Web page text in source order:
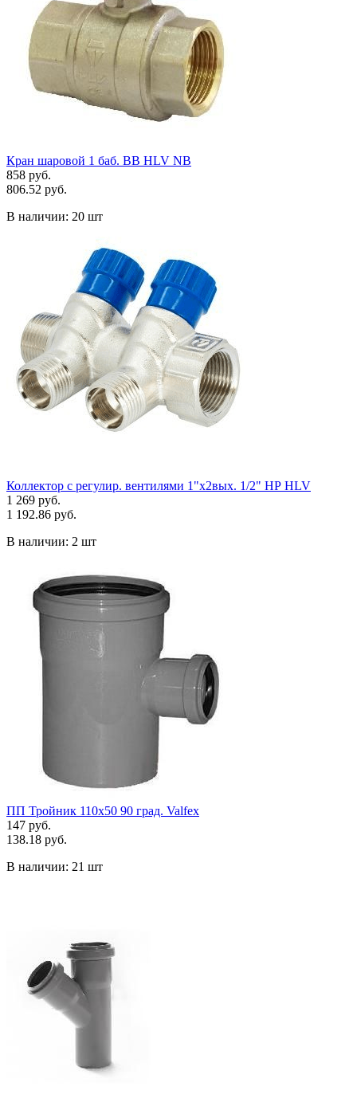
Кран шаровой 1 баб. ВВ HLV NB
858 руб.
806.52 руб.
В наличии: 20 шт
Коллектор с регулир. вентилями 1"x2вых. 1/2" НР HLV
1 269 руб.
1 192.86 руб.
В наличии: 2 шт
ПП Тройник 110х50 90 град. Valfex
147 руб.
138.18 руб.
В наличии: 21 шт